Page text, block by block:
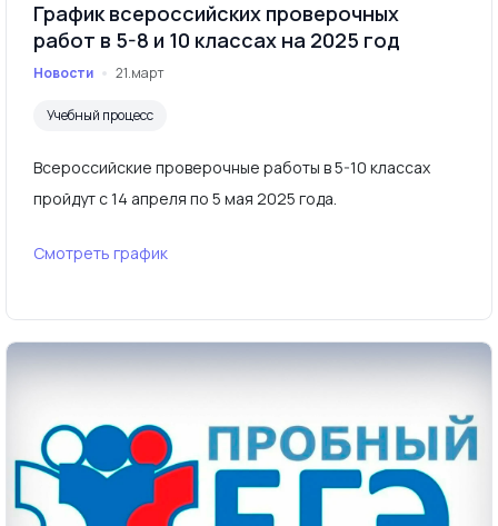
График всероссийских проверочных
работ в 5-8 и 10 классах на 2025 год
Новости 21.март
Учебный процесс
Всероссийские проверочные работы в 5-10 классах
пройдут с 14 апреля по 5 мая 2025 года.
Смотреть график